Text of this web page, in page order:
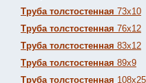
Труба толстостенная 73х10
Труба толстостенная 76х12
Труба толстостенная 83х12
Труба толстостенная 89х9
Труба толстостенная 108х25